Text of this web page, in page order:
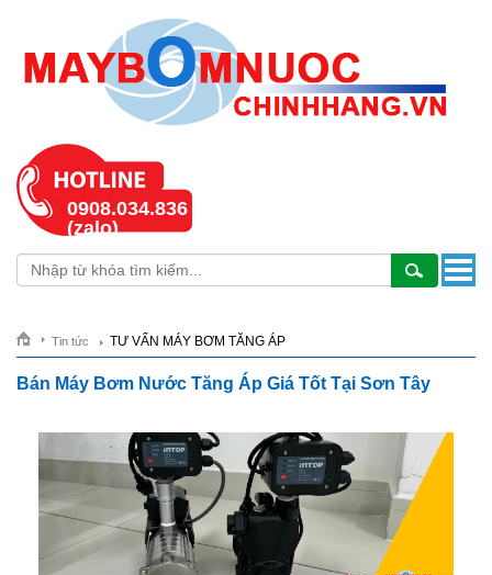
0908.034.836
(zalo)
Tin tức TƯ VẤN MÁY BƠM TĂNG ÁP
Bán Máy Bơm Nước Tăng Áp Giá Tốt Tại Sơn Tây